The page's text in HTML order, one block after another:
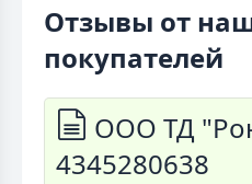
Отзывы от
покупателей
ООО ТД
4345280638